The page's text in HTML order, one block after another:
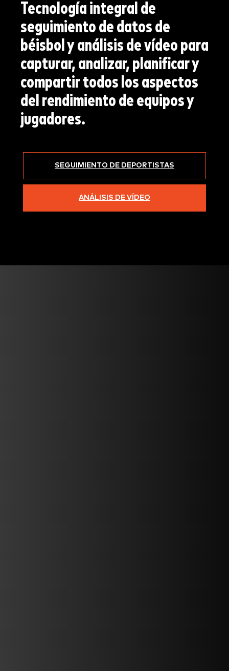
Tecnología integral de
seguimiento de datos de
béisbol y análisis de vídeo para
capturar, analizar, planificar y
compartir todos los aspectos
del rendimiento de equipos y
jugadores.
SEGUIMIENTO DE DEPORTISTAS
ANÁLISIS DE VÍDEO